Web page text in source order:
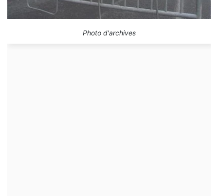
Photo d'archives